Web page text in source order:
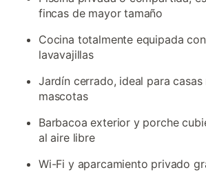
fincas de mayor tamaño
Cocina totalmente equipada
lavavajillas
Jardín cerrado, ideal para casas
mascotas
Barbacoa exterior y porche
al aire libre
Wi-Fi y aparcamiento privado